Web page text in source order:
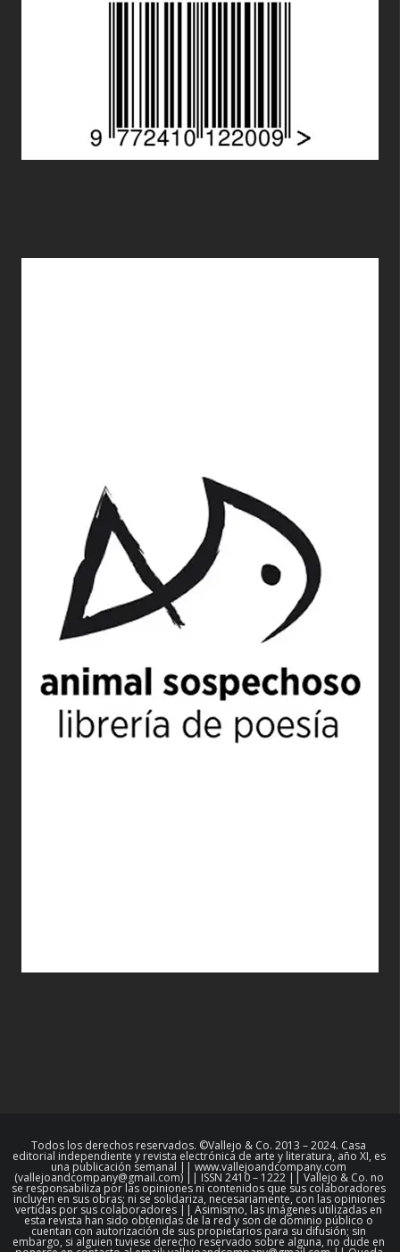
Todos los derechos reservados. ©Vallejo & Co. 2013 – 2024. Casa
editorial independiente y revista electrónica de arte y literatura, año XI, es
una publicación semanal || www.vallejoandcompany.com
(vallejoandcompany@gmail.com) || ISSN 2410 – 1222 || Vallejo & Co. no
se responsabiliza por las opiniones ni contenidos que sus colaboradores
incluyen en sus obras; ni se solidariza, necesariamente, con las opiniones
vertidas por sus colaboradores || Asimismo, las imágenes utilizadas en
esta revista han sido obtenidas de la red y son de dominio público o
cuentan con autorización de sus propietarios para su difusión; sin
embargo, si alguien tuviese derecho reservado sobre alguna, no dude en